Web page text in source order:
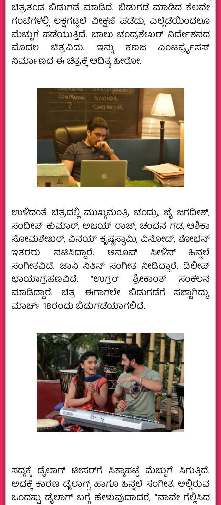
ಚಿತ್ರತಂಡ ಬಿಡುಗಡೆ ಮಾಡಿದೆ. ಬಿಡುಗಡೆ ಮಾಡಿದ ಕೆಲವೇ
ಗಂಟೆಗಳಲ್ಲಿ ಲಕ್ಷಗಟ್ಟಲೆ ವೀಕ್ಷಣೆ ಪಡೆದು, ಎಲ್ಲೆಡೆಯಿಂದಲೂ
ಮೆಚ್ಚುಗೆ ಪಡೆಯುತ್ತಿದೆ. ಬಾಲು ಚಂದ್ರಶೇಖರ್ ನಿರ್ದೇಶನದ
ಮೊದಲ ಚಿತ್ರವಿದು. ಇನ್ನು ‌ಕಣಜ‌ ಎಂಟರ್ಪ್ರೈಸಸ್
ನಿರ್ಮಾಣದ ಈ ಚಿತ್ರಕ್ಕೆ ಆದಿತ್ಯ ಹೀರೋ.
ಉಳಿದಂತೆ ಚಿತ್ರದಲ್ಲಿ ಮುಖ್ಯಮಂತ್ರಿ ಚಂದ್ರು, ಜೈ ಜಗದೀಶ್‌,
ಸಂದೀಪ್‌ ಕುಮಾರ್‌, ಅಜಯ್‌ ರಾಜ್‌, ಚಂದನ ಗಡ, ಆಶಿಕಾ
ಸೋಮಶೇಖರ್‌, ವಿನಯ್‌ ಕೃಷ್ಣಸ್ವಾಮಿ, ವಿನೋದ್‌, ಶೋಭನ್‌
ಇತರರು ನಟಿಸಿದ್ದಾರೆ. ಅನೂಪ್ ಸೀಳಿನ್ ಹಿನ್ನಲೆ‌
ಸಂಗೀತವಿದೆ. ಜಾನಿ ನಿತಿನ್ ಸಂಗೀತ ನೀಡಿದ್ದಾರೆ. ದಿಲೀಪ್
ಛಾಯಾಗ್ರಹಣವಿದೆ. “ಉಗ್ರಂ” ಶ್ರೀಕಾಂತ್ ಸಂಕಲನ
ಮಾಡಿದ್ದಾರೆ. ಚಿತ್ರ ಈಗಾಗಲೇ ಬಿಡುಗಡೆಗೆ ಸಜ್ಜಾಗಿದ್ದು,
ಮಾರ್ಚ್ 18ರಂದು ಬಿಡುಗಡೆಯಾಗಲಿದೆ.
ಸದ್ಯಕ್ಕೆ ಡೈಲಾಗ್‌ ಟೀಸರ್‌ಗೆ ಸಿಕ್ಕಾಪಟ್ಟೆ ಮೆಚ್ಚುಗೆ ಸಿಗುತ್ತಿದೆ.
ಅದಕ್ಕೆ ಕಾರಣ ಡೈಲಾಗ್ಸ್ ಹಾಗೂ ಹಿನ್ನಲೆ‌ ಸಂಗೀತ. ಅಲ್ಲಿರುವ
ಒಂದಷ್ಟು ಡೈಲಾಗ್‌ ಬಗ್ಗೆ ಹೇಳುವುದಾದರೆ, “ನಾವೇ ಗೆಲ್ಲಿಸಿದ